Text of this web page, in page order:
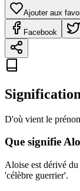
Ajouter aux
Facebook
D'où vient le
Que signifie
Aloise est dérivé
'célèbre guerrier'.